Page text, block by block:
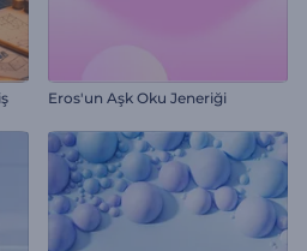
Eros'un Aşk Oku Jeneriği